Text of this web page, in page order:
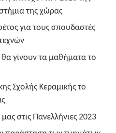
της χώρας
για τους σπουδαστές
γίνουν τα μαθήματα το
Σχολής Κεραμικής το
στις Πανελλήνιες 2023